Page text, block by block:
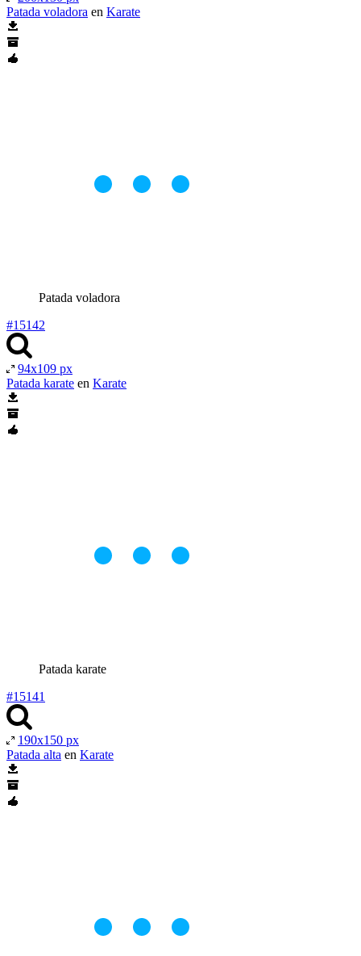
Patada voladora en Karate
Patada voladora
#15142
94x109 px
Patada karate en Karate
Patada karate
#15141
190x150 px
Patada alta en Karate